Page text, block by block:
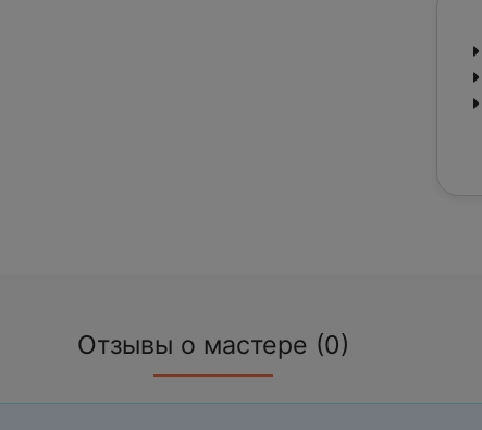
Отзывы о мастере (0)